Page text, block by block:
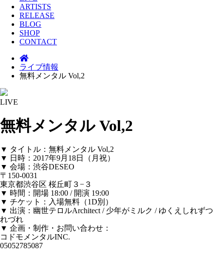
ARTISTS
RELEASE
BLOG
SHOP
CONTACT
ライブ情報
無料メンタル Vol,2
LIVE
無料メンタル Vol,2
▼ タイトル：無料メンタル Vol,2
▼ 日時：2017年9月18日（月祝）
▼ 会場：渋谷DESEO
〒150-0031
東京都渋谷区 桜丘町３−３
▼ 時間：開場 18:00 / 開演 19:00
▼ チケット：入場無料（1D別）
▼ 出演：幽世テロルArchitect / 少年がミルク / ゆくえしれずつ
れづれ
▼ 企画・制作・お問い合わせ：
コドモメンタルINC.
05052785087